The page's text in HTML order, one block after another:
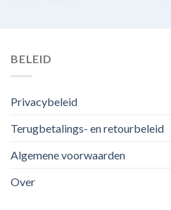
BELEID
Privacybeleid
Terugbetalings- en retourbeleid
Algemene voorwaarden
Over